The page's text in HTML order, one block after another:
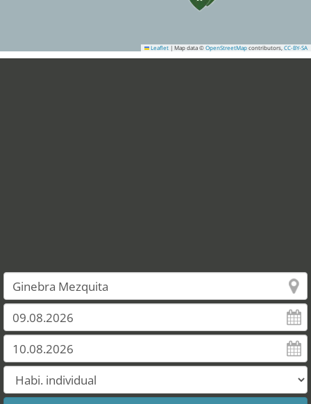
Leaflet | Map data © OpenStreetMap contributors, CC-BY-SA